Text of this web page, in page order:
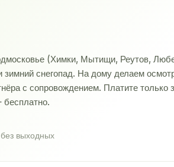
(Химки, Мытищи, Реутов,
зимний снегопад. На дому делаем
с сопровождением. Платите
выходных